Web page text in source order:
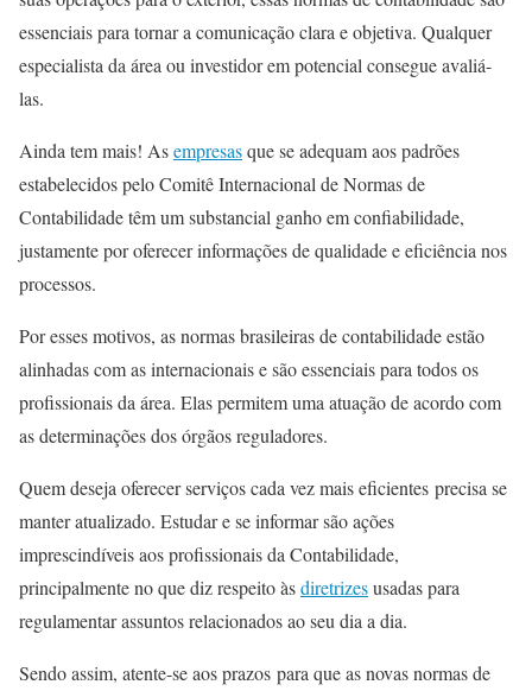
essenciais para tornar a comunicação clara e objetiva. Qualquer
especialista da área ou investidor em potencial consegue avaliá-
las.
Ainda tem mais! Asempresasque se adequam aos padrões
estabelecidos pelo Comitê Internacional de Normas de
Contabilidade têm um substancial ganho em confiabilidade,
justamente por oferecer informações de qualidade e eficiência nos
processos.
Por esses motivos, as normas brasileiras de contabilidade estão
alinhadas com as internacionais e são essenciais para todos os
profissionais da área. Elas permitem uma atuação de acordo com
as determinações dos órgãos reguladores.
Quem deseja oferecer serviços cada vez mais eficientes precisa se
manter atualizado. Estudar e se informar são ações
imprescindíveis aos profissionais da Contabilidade,
principalmente no que diz respeito àsdiretrizesusadas para
regulamentar assuntos relacionados ao seu dia a dia.
Sendo assim, atente-se aos prazos para que as novas normas de